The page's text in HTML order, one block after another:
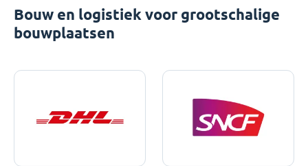
Bouw en logistiek voor grootschalige
bouwplaatsen